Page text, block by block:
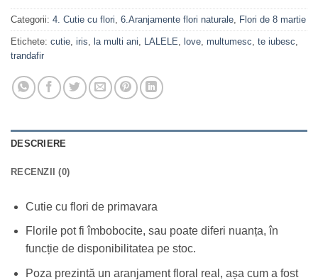
Categorii: 4. Cutie cu flori 6.Aranjamente flori naturale Flori de 8 martie
Etichete: cutie iris la multi ani LALELE love multumesc te iubesc
trandafir
DESCRIERE
RECENZII (0)
Cutie cu flori de primavara
Florile pot fi îmbobocite, sau poate diferi nuanța, în
funcție de disponibilitatea pe stoc.
Poza prezintă un aranjament floral real, așa cum a fost